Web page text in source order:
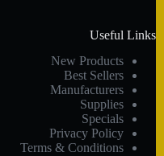
Useful Links
New Products
Best Sellers
Manufacturers
Supplies
Specials
Privacy Policy
Terms & Conditions